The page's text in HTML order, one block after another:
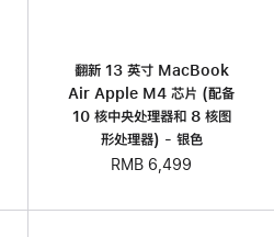
翻新 13 英寸 MacBook
Air Apple M4 芯片 (配备
10 核中央处理器和 8 核图
形处理器) - 银色
RMB 6,499